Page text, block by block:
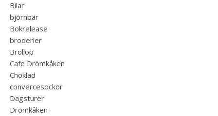
Bilar
björnbär
Bokrelease
broderier
Bröllop
Cafe Drömkåken
Choklad
convercesockor
Dagsturer
Drömkåken